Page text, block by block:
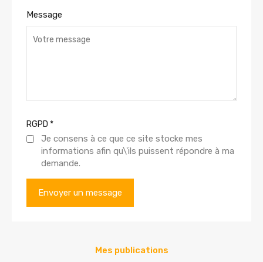
Message
RGPD *
Je consens à ce que ce site stocke mes
informations afin qu\'ils puissent répondre à ma
demande.
Mes publications